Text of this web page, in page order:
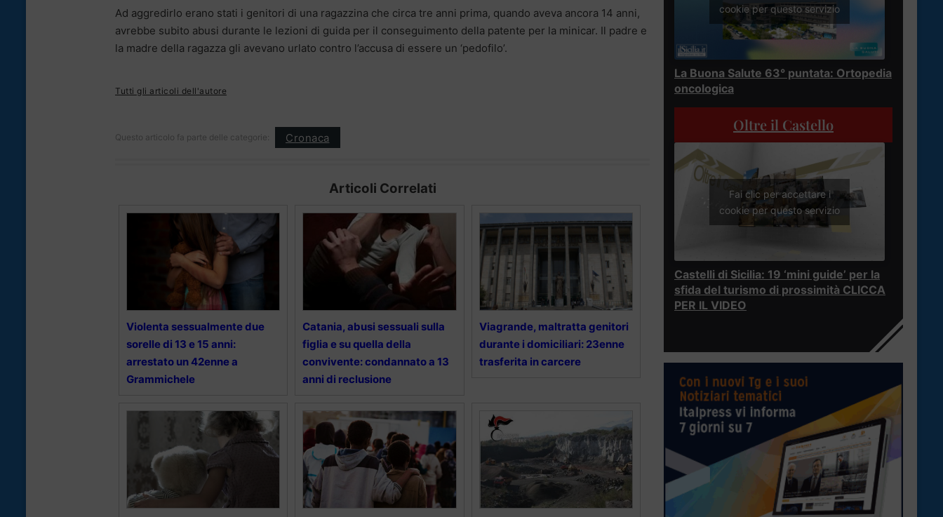
Ad aggredirlo erano stati i genitori di una ragazzina che circa tre anni prima, quando aveva ancora 14 anni,
avrebbe subito abusi durante le lezioni di guida per il conseguimento della patente per la minicar. Il padre e
la madre della ragazza gli avevano urlato contro l’accusa di essere un ‘pedofilo’.
Tutti gli articoli dell'autore
Questo articolo fa parte delle categorie: Cronaca
Articoli Correlati
Violenta sessualmente due
sorelle di 13 e 15 anni:
arrestato un 42enne a
Grammichele
Catania, abusi sessuali sulla
figlia e su quella della
convivente: condannato a 13
anni di reclusione
Viagrande, maltratta genitori
durante i domiciliari: 23enne
trasferita in carcere
cookie per questo servizio
La Buona Salute 63° puntata: Ortopedia
oncologica
Oltre il Castello
Fai clic per accettare i
cookie per questo servizio
Castelli di Sicilia: 19 ‘mini guide’ per la
sfida del turismo di prossimità CLICCA
PER IL VIDEO